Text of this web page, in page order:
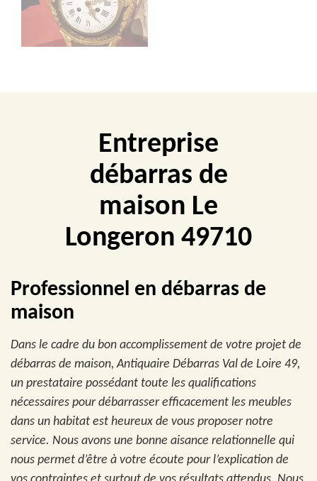
Entreprise
débarras de
maison Le
Longeron 49710
Professionnel en débarras de
maison
Dans le cadre du bon accomplissement de votre projet de
débarras de maison, Antiquaire Débarras Val de Loire 49,
un prestataire possédant toute les qualifications
nécessaires pour débarrasser efficacement les meubles
dans un habitat est heureux de vous proposer notre
service. Nous avons une bonne aisance relationnelle qui
nous permet d’être à votre écoute pour l’explication de